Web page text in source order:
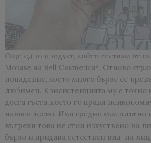
Още един продукт, който тествам от
Mousse на Bell Cosmetics*. Отново
попадение, което много бързо се
любимец. Консистенцията му е точно
доста гъста, което го прави
нанася лесно. Има средно към плътно
въпреки това не стои изкуствено на
бързо и придава естествен вид на